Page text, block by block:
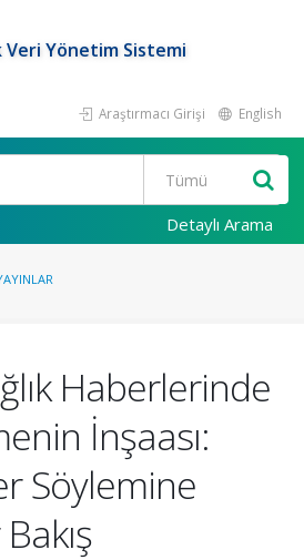
Veri Yönetim Sistemi
Araştırmacı Girişi English
Detaylı Arama
Haberlerinde
İnşaası:
Söylemine